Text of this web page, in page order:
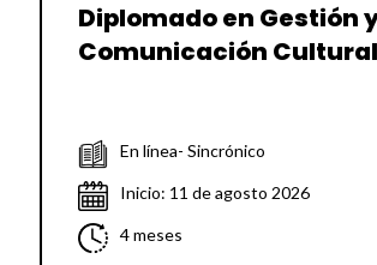
Diplomado en Gestión
Comunicación Cultural
En línea- Sincrónico
Inicio: 11 de agosto 2026
4 meses